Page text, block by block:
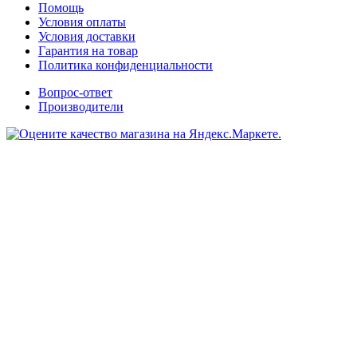
Помощь
Условия оплаты
Условия доставки
Гарантия на товар
Политика конфиденциальности
Вопрос-ответ
Производители